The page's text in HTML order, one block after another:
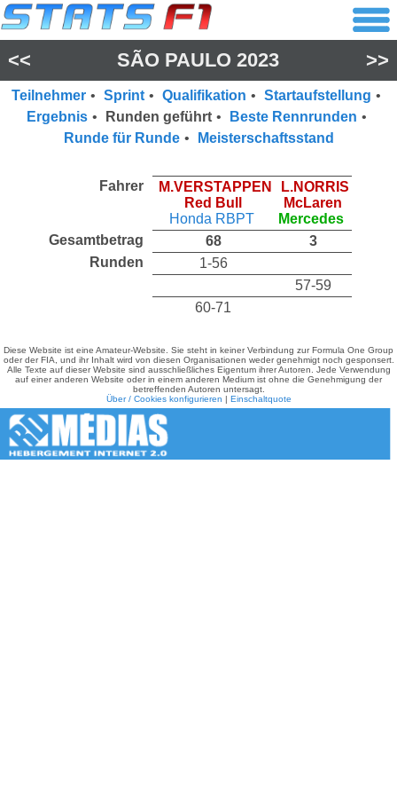
<< SÃO PAULO 2023 >>
Teilnehmer • Sprint • Qualifikation • Startaufstellung •
Ergebnis • Runden geführt • Beste Rennrunden •
Runde für Runde • Meisterschaftsstand
Fahrer
M.VERSTAPPEN
Red Bull
Honda RBPT
L.NORRIS
McLaren
Mercedes
Gesamtbetrag
68
3
Runden
1-56
57-59
60-71
Diese Website ist eine Amateur-Website. Sie steht in keiner Verbindung zur Formula One Group
oder der FIA, und ihr Inhalt wird von diesen Organisationen weder genehmigt noch gesponsert.
Alle Texte auf dieser Website sind ausschließliches Eigentum ihrer Autoren. Jede Verwendung
auf einer anderen Website oder in einem anderen Medium ist ohne die Genehmigung der
betreffenden Autoren untersagt.
Über / Cookies konfigurieren | Einschaltquote